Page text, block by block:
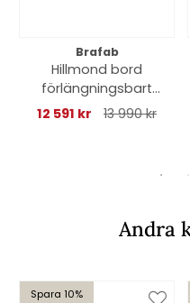
Brafab
Hillmond bord
förlängningsbart
240-310x100 H73 cm
12 591 kr 13 990 kr
Andra
Spara 10%